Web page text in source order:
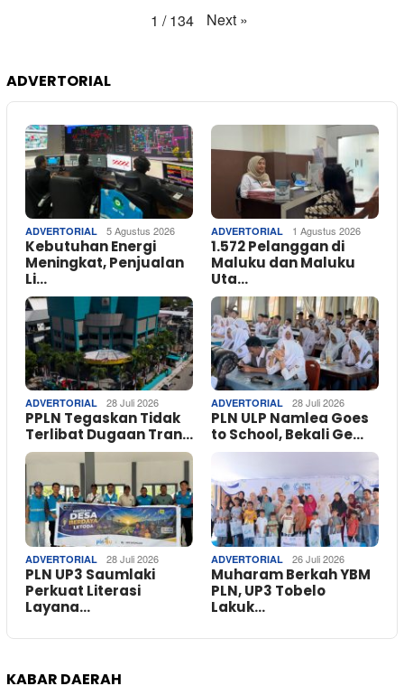
1 / 134 Next »
ADVERTORIAL
ADVERTORIAL 5 Agustus 2026
Kebutuhan Energi
Meningkat, Penjualan
Li…
ADVERTORIAL 1 Agustus 2026
1.572 Pelanggan di
Maluku dan Maluku
Uta…
ADVERTORIAL 28 Juli 2026
PPLN Tegaskan Tidak
Terlibat Dugaan Tran…
ADVERTORIAL 28 Juli 2026
PLN ULP Namlea Goes
to School, Bekali Ge…
ADVERTORIAL 28 Juli 2026
PLN UP3 Saumlaki
Perkuat Literasi
Layana…
ADVERTORIAL 26 Juli 2026
Muharam Berkah YBM
PLN, UP3 Tobelo
Lakuk…
KABAR DAERAH